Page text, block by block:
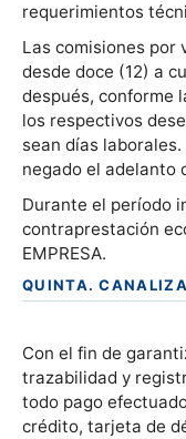
requerimientos
Las comisiones por
desde doce (12) a
después, conforme
los respectivos
sean días
negado el adelanto
Durante el período
contraprestación
EMPRESA.
QUINTA.
Con el fin de
trazabilidad y
todo pago
crédito, tarjeta de